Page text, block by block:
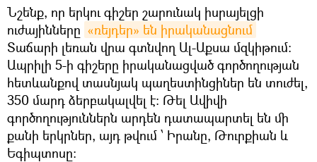
Նշենք, որ երկու գիշեր շարունակ իսրայելցի
ուժայինները «ռեյդեր» են իրականացնում
Տաճարի լեռան վրա գտնվող Ալ-Աքսա մզկիթում:
Ապրիլի 5-ի գիշերը իրականացված գործողության
հետևանքով տասնյակ պաղեստինցիներ են տուժել,
350 մարդ ձերբակալվել է: Թել Ավիվի
գործողություններն արդեն դատապարտել են մի
քանի երկրներ, այդ թվում ՝ Իրանը, Թուրքիան և
Եգիպտոսը: